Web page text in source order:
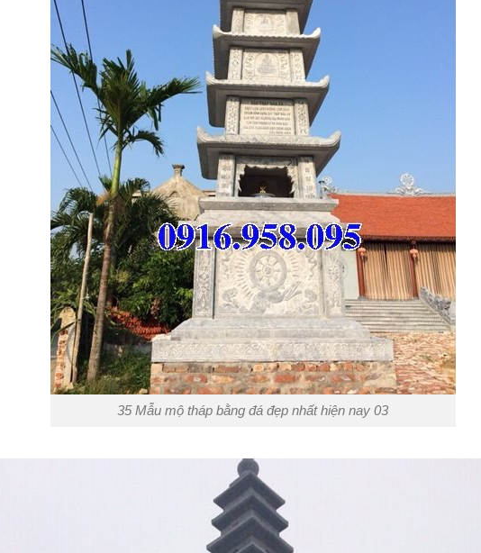
35 Mẫu mộ tháp bằng đá đẹp nhất hiện nay 03